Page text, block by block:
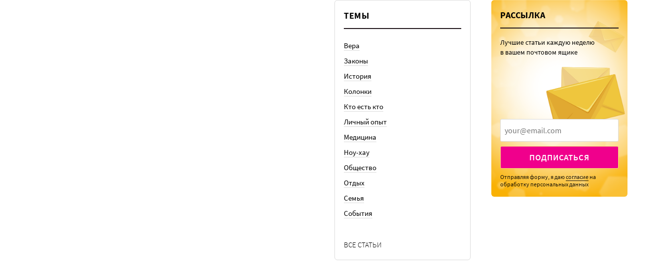
ТЕМЫ
Вера
Законы
История
Колонки
Кто есть кто
Личный опыт
Медицина
Ноу-хау
Общество
Отдых
Семья
События
ВСЕ СТАТЬИ
РАССЫЛКА
Лучшие статьи каждую неделю
в вашем почтовом ящике
ПОДПИСАТЬСЯ
Отправляя форму, я даюсогласие на
обработку персональных данных